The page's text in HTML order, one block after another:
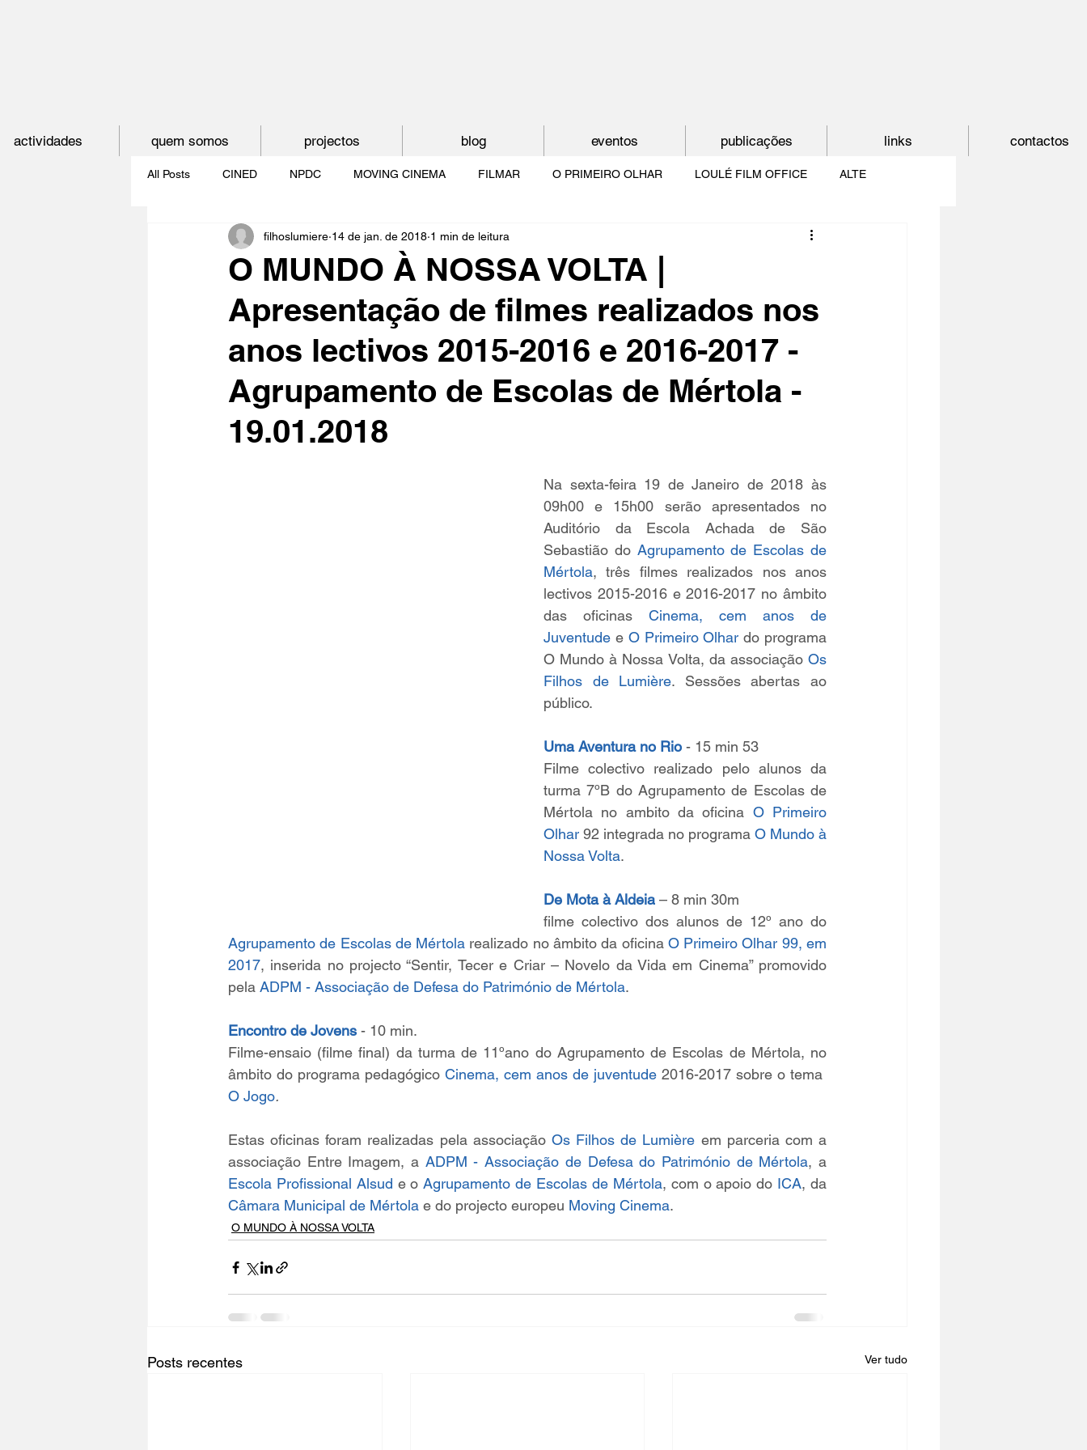
All Posts CINED NPDC MOVING CINEMA FILMAR O PRIMEIRO OLHAR LOULÉ FILM OFFICE ALTE
O CINEMA, CEM ANOS DE JUVENTUDE O MUNDO À NOSSA VOLTA SHORTCUT
CINECLUBE DAS GAIVOTAS O CINEMA POR DENTRO CRESCER COM O CINEMA NO PAÍS DO CINEMA
O MUNDO À NOSSA VOLTA |
Apresentação de filmes realizados nos
anos lectivos 2015-2016 e 2016-2017 -
Agrupamento de Escolas de Mértola -
19.01.2018
filhoslumiere 14 de jan. de 2018 1 min de leitura
Na sexta-feira 19 de Janeiro de 2018 às
09h00 e 15h00 serão apresentados no
Auditório da Escola Achada de São
Sebastião do Agrupamento de Escolas de
Mértola, três filmes realizados nos anos
lectivos 2015-2016 e 2016-2017 no âmbito
das oficinas Cinema, cem anos de
Juventude e O Primeiro Olhar do programa
O Mundo à Nossa Volta, da associação Os
Filhos de Lumière. Sessões abertas ao
público.
Uma Aventura no Rio - 15 min 53
Filme colectivo realizado pelo alunos da
turma 7ºB do Agrupamento de Escolas de
Mértola no ambito da oficina O Primeiro
Olhar 92 integrada no programa O Mundo à
Nossa Volta.
De Mota à Aldeia – 8 min 30m
Agrupamento de Escolas de Mértola realizado no âmbito da oficina O Primeiro Olhar 99, em
2017, inserida no projecto “Sentir, Tecer e Criar – Novelo da Vida em Cinema” promovido
pela ADPM - Associação de Defesa do Património de Mértola.
Encontro de Jovens - 10 min.
Filme-ensaio (filme final) da turma de 11ºano do Agrupamento de Escolas de Mértola, no
âmbito do programa pedagógico Cinema, cem anos de juventude
O Jogo.
Estas oficinas foram realizadas pela associação Os Filhos de Lumière em parceria com a
associação Entre Imagem, a ADPM - Associação de Defesa do Património de Mértola
Escola Profissional Alsud e o Agrupamento de Escolas de Mértola, com o apoio do ICA
Câmara Municipal de Mértola e do projecto europeu Moving Cinema.
O MUNDO À NOSSA VOLTA
Posts recentes Ver tudo
actividades quem somos projectos blog eventos publicações links contactos